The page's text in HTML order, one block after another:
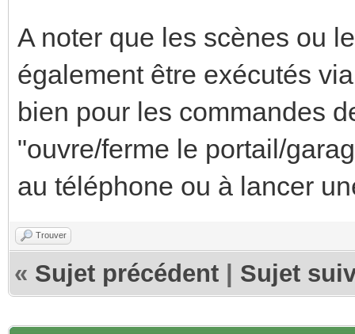
A noter que les scènes ou
également être exécutés
bien pour les commandes
"ouvre/ferme le portail/
au téléphone ou à lancer
Trouver
« Sujet précédent Sujet